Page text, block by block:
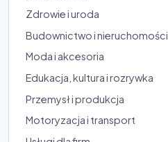
Zdrowie i uroda
Budownictwo i nieruchomości
Moda i akcesoria
Edukacja, kultura i rozrywka
Przemysł i produkcja
Motoryzacja i transport